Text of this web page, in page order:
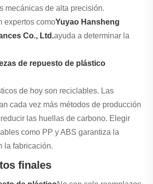
mecánicas de alta precisión.
expertos comoYuyao Hansheng
Co., Ltd.ayuda a determinar la
de repuesto de plástico
de hoy son reciclables. Las
cada vez más métodos de producción
las huellas de carbono. Elegir
como PP y ABS garantiza la
la fabricación.
finales